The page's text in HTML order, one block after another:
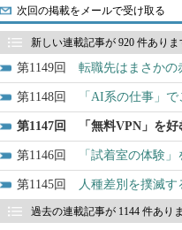
次回の掲載をメールで受け取る
新しい連載記事が 920 件ありま
1149 転職先はまさか
1148 「AI系の仕事」
1147 「無料VPN」を
1146 「試着室の体験
1145 人種差別を撲滅
過去の連載記事が 1144 件あり